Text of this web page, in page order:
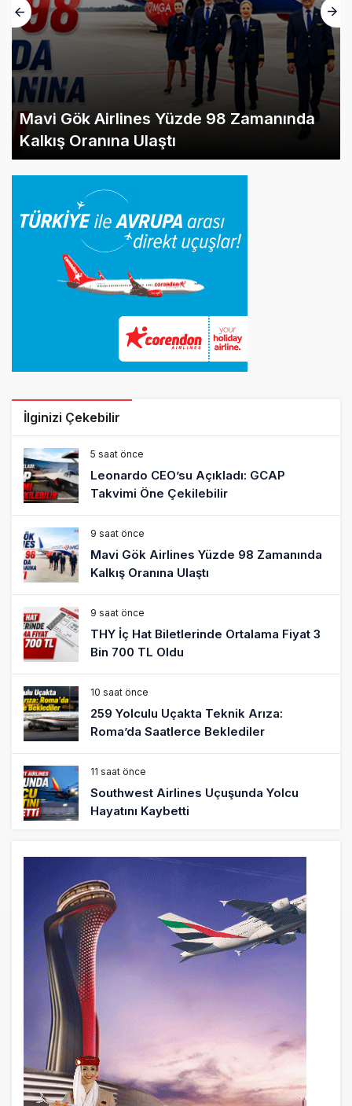
Mavi Gök Airlines Yüzde 98 Zamanında
Kalkış Oranına Ulaştı
İlginizi Çekebilir
5 saat önce
Leonardo CEO’su Açıkladı: GCAP
Takvimi Öne Çekilebilir
9 saat önce
Mavi Gök Airlines Yüzde 98 Zamanında
Kalkış Oranına Ulaştı
9 saat önce
THY İç Hat Biletlerinde Ortalama Fiyat 3
Bin 700 TL Oldu
10 saat önce
259 Yolculu Uçakta Teknik Arıza:
Roma’da Saatlerce Beklediler
11 saat önce
Southwest Airlines Uçuşunda Yolcu
Hayatını Kaybetti
Rio de Janeiro’da Helikopter Düştü: 4
Kişi Öldü
20 saat önce
Uçak Bakımında Yetki Kimde Olmalı?
Havacılıkta İyi Hakem Oyunu Kendi
Oynamaz
21 saat önce
Savunma Sanayiinde Yeni Silah: Seri
Üretim Kapasitesi
21 saat önce